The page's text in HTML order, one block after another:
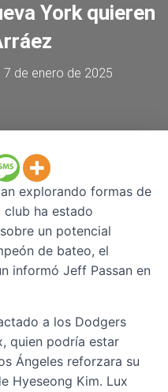
York quieren
7 de enero de 2025
explorando formas de
ha estado
un potencial
de bateo, el
informó Jeff Passan en
a los Dodgers
quien podría estar
Ángeles reforzara su
Hyeseong Kim. Lux